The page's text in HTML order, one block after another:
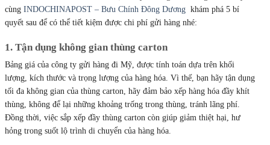
cùng INDOCHINAPOST – Bưu Chính Đông Dương khám phá 5 bí
quyết sau để có thể tiết kiệm được chi phí gửi hàng nhé:
1. Tận dụng không gian thùng carton
Bảng giá của công ty gửi hàng đi Mỹ, được tính toán dựa trên khối
lượng, kích thước và trọng lượng của hàng hóa. Vì thế, bạn hãy tận dụng
tối đa không gian của thùng carton, hãy đảm bảo xếp hàng hóa đầy khít
thùng, không để lại những khoảng trống trong thùng, tránh lãng phí.
Đồng thời, việc sắp xếp đầy thùng carton còn giúp giảm thiệt hại, hư
hỏng trong suốt lộ trình di chuyển của hàng hóa.